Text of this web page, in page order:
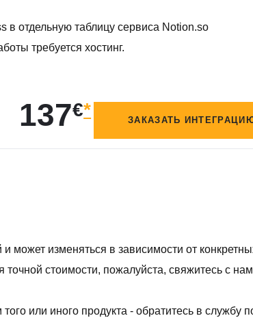
в отдельную таблицу сервиса Notion.so
требуется хостинг.
137€* ЗАКАЗАТЬ
может изменяться в зависимости от
стоимости, пожалуйста, свяжитесь с
или иного продукта - обратитесь в